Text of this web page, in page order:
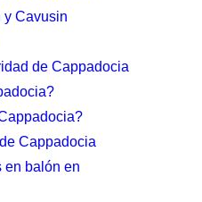
y Cavusin
de Cappadocia
Cappadocia
en balón en